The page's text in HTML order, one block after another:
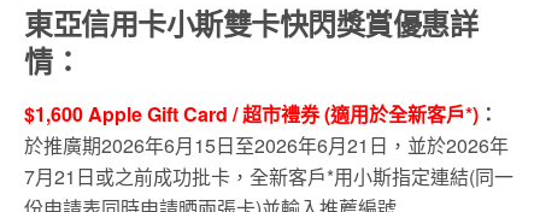
東亞信用卡小斯雙卡快閃獎賞優惠詳
情：
$1,600 Apple Gift Card /超市禮券(適用於全新客戶*) ：
於推廣期2026年6月15日至2026年6月21 日 ， 並於2026年
7月21 日或之前成功批卡，全新客戶*用小斯指定連結(同一